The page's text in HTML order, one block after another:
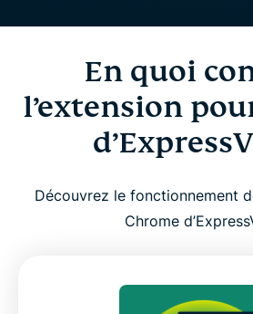
En quoi
l’extension
Découvrez le fonctionnement
Chrome